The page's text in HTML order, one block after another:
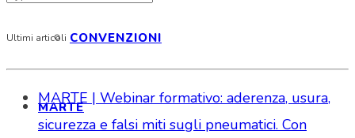
CONVENZIONI
MARTE
Ultimi articoli
MARTE | Webinar formativo: aderenza, usura,
sicurezza e falsi miti sugli pneumatici. Con